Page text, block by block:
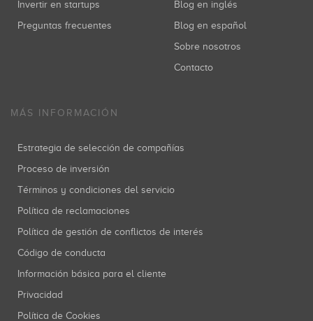
Invertir en startups
Preguntas frecuentes
Blog en inglés
Blog en español
Sobre nosotros
Contacto
MÁS INFORMACIÓN
Estrategia de selección de compañías
Proceso de inversión
Términos y condiciones del servicio
Política de reclamaciones
Política de gestión de conflictos de interés
Código de conducta
Información básica para el cliente
Privacidad
Política de Cookies